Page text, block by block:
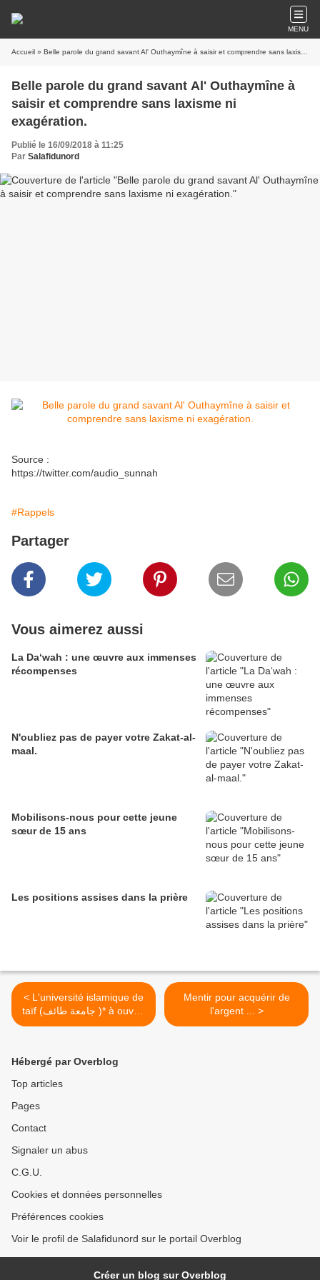
MENU
Accueil » Belle parole du grand savant Al' Outhaymîne à saisir et comprendre sans laxisme ni exagération.
Belle parole du grand savant Al' Outhaymîne à
saisir et comprendre sans laxisme ni
exagération.
Publié le 16/09/2018 à 11:25
Par Salafidunord
Source :
https://twitter.com/audio_sunnah
#Rappels
Partager
Vous aimerez aussi
La Da‘wah : une œuvre aux immenses
récompenses
N'oubliez pas de payer votre Zakat-al-
maal.
Mobilisons-nous pour cette jeune
sœur de 15 ans
Les positions assises dans la prière
< L'université islamique de
taïf (جامعة طائف )* à ouvert
les inscriptions aux
Mentir pour acquérir de
l'argent ... >
Hébergé par Overblog
Top articles
Pages
Contact
Signaler un abus
C.G.U.
Cookies et données personnelles
Préférences cookies
Voir le profil de Salafidunord sur le portail Overblog
Créer un blog sur Overblog